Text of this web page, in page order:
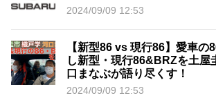
2024/09/09 12:53
【新型86 vs 現行86】愛車の
し新型・現行86&BRZを土屋
口まなぶが語り尽くす！
2024/09/09 12:53